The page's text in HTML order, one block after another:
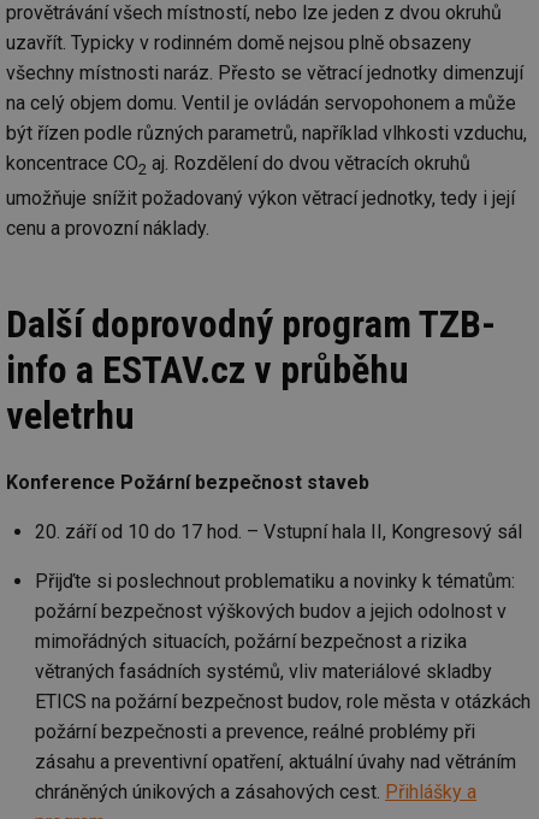
provětrávání všech místností, nebo lze jeden z dvou okruhů
uzavřít. Typicky v rodinném domě nejsou plně obsazeny
všechny místnosti naráz. Přesto se větrací jednotky dimenzují
na celý objem domu. Ventil je ovládán servopohonem a může
být řízen podle různých parametrů, například vlhkosti vzduchu,
koncentrace CO2 aj. Rozdělení do dvou větracích okruhů
umožňuje snížit požadovaný výkon větrací jednotky, tedy i její
cenu a provozní náklady.
Další doprovodný program TZB-
info a ESTAV.cz v průběhu
veletrhu
Konference Požární bezpečnost staveb
20. září od 10 do 17 hod. – Vstupní hala II, Kongresový sál
Přijďte si poslechnout problematiku a novinky k tématům:
požární bezpečnost výškových budov a jejich odolnost v
mimořádných situacích, požární bezpečnost a rizika
větraných fasádních systémů, vliv materiálové skladby
ETICS na požární bezpečnost budov, role města v otázkách
požární bezpečnosti a prevence, reálné problémy při
zásahu a preventivní opatření, aktuální úvahy nad větráním
chráněných únikových a zásahových cest. Přihlášky a
id
konference.tzb-
info.cz
1 rok
_hjAbsoluteSessionInProgress
Hotjar Ltd
.tzb-info.cz
29 minut
59 sekund
id
vetrani.tzb-
info.cz
10 let
_hjIncludedInSessionSample
mv
Airtable
2 měsíce 4
týdny